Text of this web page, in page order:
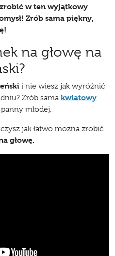
zrobić w ten wyjątkowy
Zrób sama piękny,
!
na głowę na
i nie wiesz jak wyróżnić
Zrób samakwiatowy
młodej.
jak łatwo można zrobić
głowę.